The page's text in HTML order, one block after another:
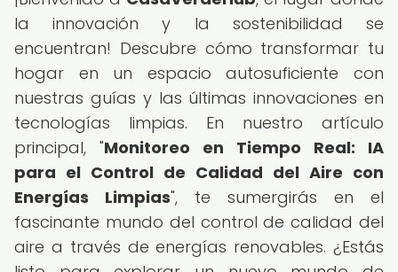
la innovación y la sostenibilidad se
encuentran! Descubre cómo transformar tu
hogar en un espacio autosuficiente con
nuestras guías y las últimas innovaciones en
tecnologías limpias. En nuestro artículo
principal, "Monitoreo en Tiempo Real: IA
para el Control de Calidad del Aire con
Energías Limpias", te sumergirás en el
fascinante mundo del control de calidad del
aire a través de energías renovables. ¿Estás